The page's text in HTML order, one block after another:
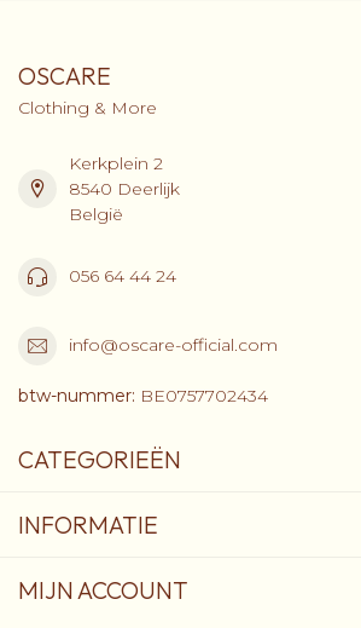
OSCARE
Clothing & More
Kerkplein 2
8540 Deerlijk
België
056 64 44 24
info@oscare-official.com
btw-nummer: BE0757702434
CATEGORIEËN
INFORMATIE
MIJN ACCOUNT